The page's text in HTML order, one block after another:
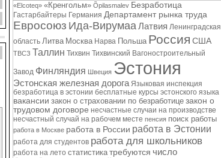
«Elcoteq» «Кренгольм» Õpilasmalev Безработица
Гастарбайтеры Германия Департамент рынка труда
Евросоюз Ида-ВирумааЛатвия Ленинградская
область Литва Москва Нарва Польша Россия США
ТВСЗ Таллин Тихвин Тихвинский Вагоностроительный
Завод Финляндия Швеция Эстония
Эстонская железная дорога Языковая инспекция
безработица в эстонии бесплатные курсы эстонского языка
вакансии закон о страховании по безработице закон о
трудовом договоре несчастные случаи на производстве
несчастный случай на рабочем месте пенсия поиск работы
работа в Москве работа в России работа в Эстонии
работа для студентов работа для школьников
работа на лето статистика требуются число